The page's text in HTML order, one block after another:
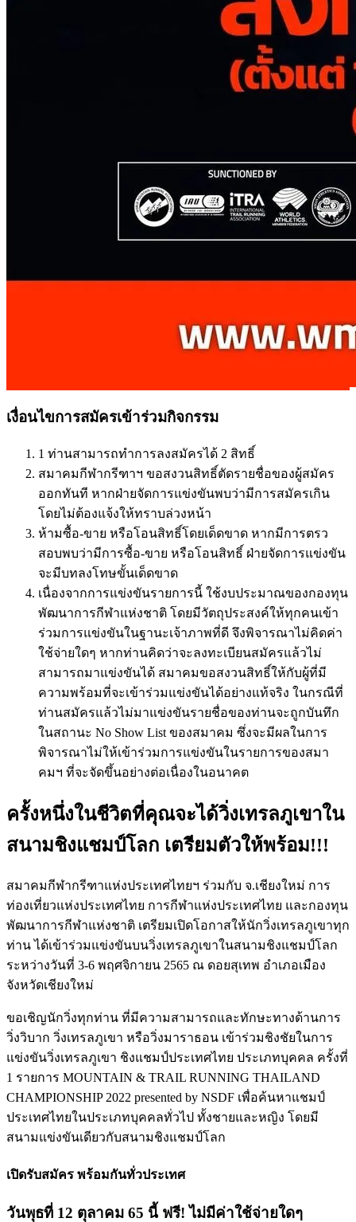
เงื่อนไขการสมัครเข้าร่วมกิจกรรม
1 ท่านสามารถทำการลงสมัครได้ 2 สิทธิ์
สมาคมกีฬากรีฑาฯ ขอสงวนสิทธิ์ตัดรายชื่อของผู้สมัคร
ออกทันที หากฝ่ายจัดการแข่งขันพบว่ามีการสมัครเกิน
โดยไม่ต้องแจ้งให้ทราบล่วงหน้า
ห้ามซื้อ-ขาย หรือโอนสิทธิ์โดยเด็ดขาด หากมีการตรว
สอบพบว่ามีการซื้อ-ขาย หรือโอนสิทธิ์ ฝ่ายจัดการแข่งขัน
จะมีบทลงโทษขั้นเด็ดขาด
เนื่องจากการแข่งขันรายการนี้ ใช้งบประมาณของกองทุน
พัฒนาการกีฬาแห่งชาติ โดยมีวัตถุประสงค์ให้ทุกคนเข้า
ร่วมการแข่งขันในฐานะเจ้าภาพที่ดี จึงพิจารณาไม่คิดค่า
ใช้จ่ายใดๆ หากท่านคิดว่าจะลงทะเบียนสมัครแล้วไม่
สามารถมาแข่งขันได้ สมาคมขอสงวนสิทธิ์ให้กับผู้ที่มี
ความพร้อมที่จะเข้าร่วมแข่งขันได้อย่างแท้จริง ในกรณีที่
ท่านสมัครแล้วไม่มาแข่งขันรายชื่อของท่านจะถูกบันทึก
ในสถานะ No Show List ของสมาคม ซึ่งจะมีผลในการ
พิจารณาไม่ให้เข้าร่วมการแข่งขันในรายการของสมา
คมฯ ที่จะจัดขึ้นอย่างต่อเนื่องในอนาคต
ครั้งหนึ่งในชีวิตที่คุณจะได้วิ่งเทรลภูเขาใน
สนามชิงแชมป์โลก เตรียมตัวให้พร้อม!!!
สมาคมกีฬากรีฑาแห่งประเทศไทยฯ ร่วมกับ จ.เชียงใหม่ การ
ท่องเที่ยวแห่งประเทศไทย การกีฬาแห่งประเทศไทย และกองทุน
พัฒนาการกีฬาแห่งชาติ เตรียมเปิดโอกาสให้นักวิ่งเทรลภูเขาทุก
ท่าน ได้เข้าร่วมแข่งขันบนวิ่งเทรลภูเขาในสนามชิงแชมป์โลก
ระหว่างวันที่ 3-6 พฤศจิกายน 2565 ณ ดอยสุเทพ อำเภอเมือง
จังหวัดเชียงใหม่
ขอเชิญนักวิ่งทุกท่าน ที่มีความสามารถและทักษะทางด้านการ
วิ่งวิบาก วิ่งเทรลภูเขา หรือวิ่งมาราธอน เข้าร่วมชิงชัยในการ
แข่งขันวิ่งเทรลภูเขา ชิงแชมป์ประเทศไทย ประเภทบุคคล ครั้งที่
1 รายการ MOUNTAIN & TRAIL RUNNING THAILAND
CHAMPIONSHIP 2022 presented by NSDF เพื่อค้นหาแชมป์
ประเทศไทยในประเภทบุคคลทั่วไป ทั้งชายและหญิง โดยมี
สนามแข่งขันเดียวกับสนามชิงแชมป์โลก
เปิดรับสมัคร พร้อมกันทั่วประเทศ
วันพุธที่ 12 ตุลาคม 65 นี้ ฟรี! ไม่มีค่าใช้จ่ายใดๆ